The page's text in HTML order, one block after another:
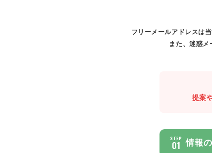
フリーメールアドレスは
また、迷惑
提案
STEP
01 情報